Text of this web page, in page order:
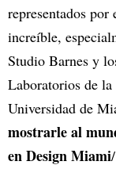
representados
increíble,
Studio Barnes y
Laboratorios de
Universidad de
mostrarle al
en Design Miami